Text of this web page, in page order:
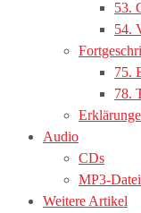
53.
54.
75.
78.
Audio
CDs
MP3-
Weitere Artikel